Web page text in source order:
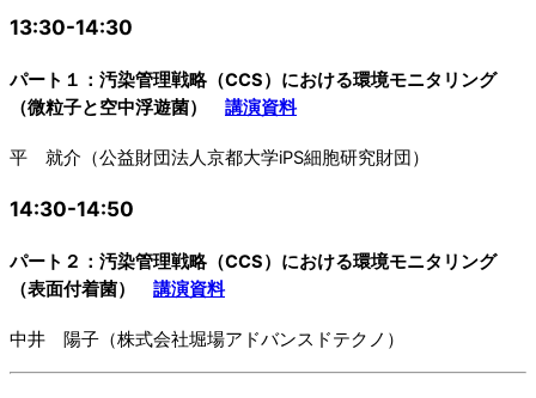
13:30-14:30
パート１：汚染管理戦略（CCS）における環境モニタリング
（微粒子と空中浮遊菌） 講演資料
平 就介（公益財団法人京都大学iPS細胞研究財団）
14:30-14:50
パート２：汚染管理戦略（CCS）における環境モニタリング
（表面付着菌） 講演資料
中井 陽子（株式会社堀場アドバンスドテクノ）